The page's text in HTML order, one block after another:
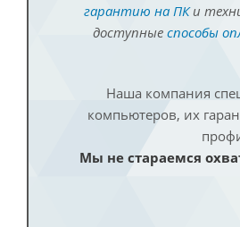
гарантию на ПКи
доступные способы
Наша компания
компьютеров, их
Мы не стараемся